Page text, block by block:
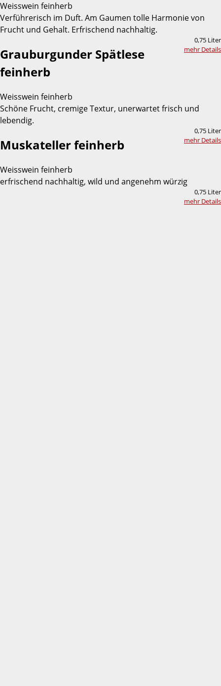
Weisswein feinherb
Verführerisch im Duft. Am Gaumen tolle Harmonie von
Frucht und Gehalt. Erfrischend nachhaltig.
0,75 Liter
mehr Details
Grauburgunder Spätlese
feinherb
Weisswein feinherb
Schöne Frucht, cremige Textur, unerwartet frisch und
lebendig.
0,75 Liter
mehr Details
Muskateller feinherb
Weisswein feinherb
erfrischend nachhaltig, wild und angenehm würzig
0,75 Liter
mehr Details